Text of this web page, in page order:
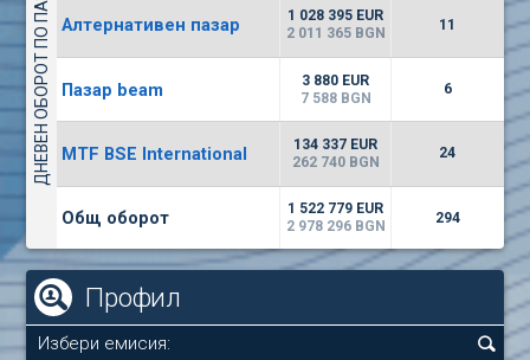
(CHIM) Химимпорт
-1.71% 0 5750
1 1246
1 6300EUR
1880
171135
ДНЕВЕН ОБОРОТ ПО ПАЗАРИ Алтернативен пазар
1 028 395 EUR
2 011 365 BGN
11
Пазар beam
3 880 EUR
7 588 BGN
6
MTF BSE International
134 337 EUR
262 740 BGN
24
Общ оборот
1 522 779 EUR
2 978 296 BGN
294
Профил
Избери емисия: